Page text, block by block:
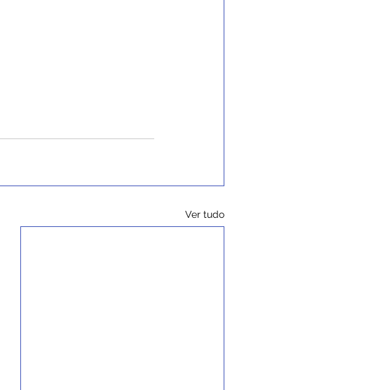
Ver tudo